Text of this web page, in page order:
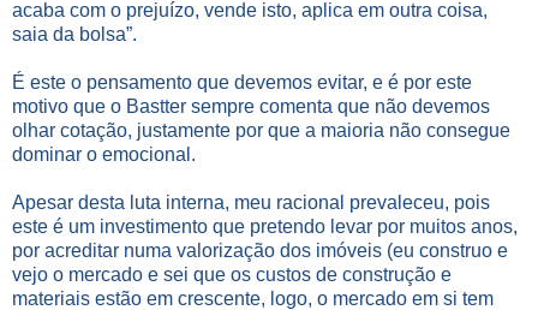
acaba com o prejuízo, vende isto, aplica em outra coisa,
saia da bolsa”.
É este o pensamento que devemos evitar, e é por este
motivo que o Bastter sempre comenta que não devemos
olhar cotação, justamente por que a maioria não consegue
dominar o emocional.
Apesar desta luta interna, meu racional prevaleceu, pois
este é um investimento que pretendo levar por muitos anos,
por acreditar numa valorização dos imóveis (eu construo e
vejo o mercado e sei que os custos de construção e
materiais estão em crescente, logo, o mercado em si tem